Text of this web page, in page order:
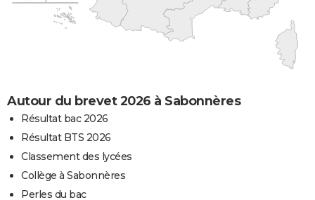
Autour du brevet 2026 à Sabonnères
Résultat bac 2026
Résultat BTS 2026
Classement des lycées
Collège à Sabonnères
Perles du bac